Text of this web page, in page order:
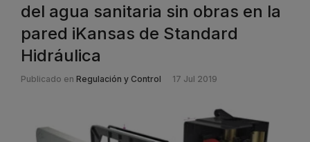
del agua sanitaria sin obras en la
pared iKansas de Standard
Hidráulica
Publicado en Regulación y Control 17 Jul 2019